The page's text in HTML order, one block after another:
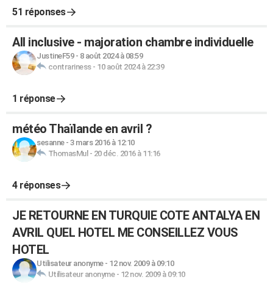
51 réponses
All inclusive - majoration chambre individuelle
JustineF59- 8 août 2024 à 08:59
contrariness- 10 août 2024 à 22:39
1 réponse
météo Thaïlande en avril ?
sesanne- 3 mars 2016 à 12:10
ThomasMul- 20 déc. 2016 à 11:16
4 réponses
JE RETOURNE EN TURQUIE COTE ANTALYA EN
AVRIL QUEL HOTEL ME CONSEILLEZ VOUS
HOTEL
Utilisateur anonyme- 12 nov. 2009 à 09:10
Utilisateur anonyme- 12 nov. 2009 à 09:10